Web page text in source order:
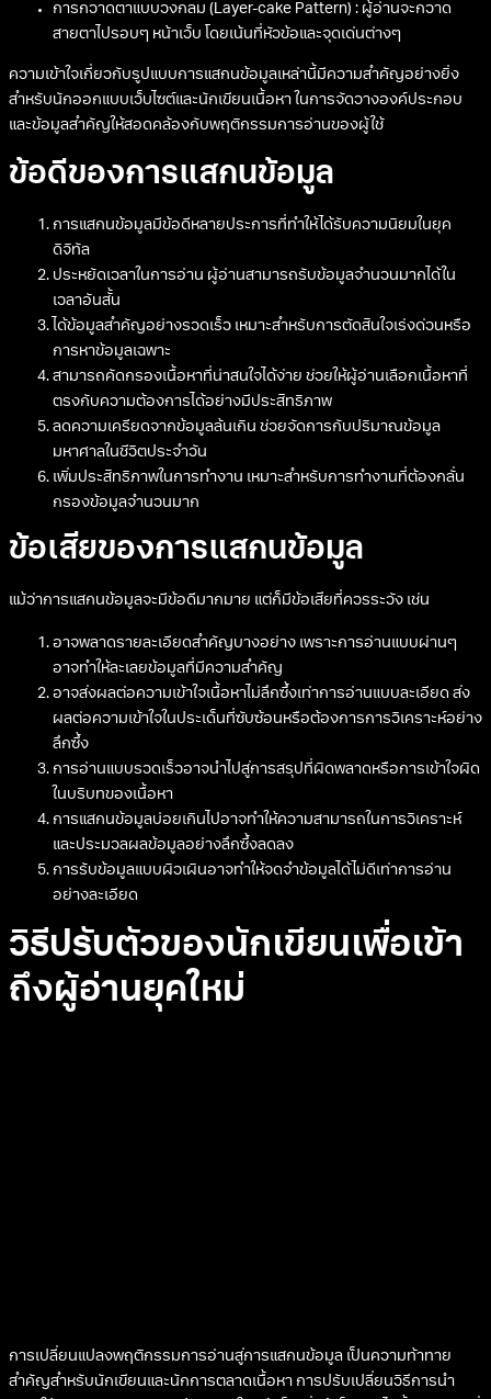
การกวาดตาแบบวงกลม (Layer-cake Pattern) : ผู้อ่านจะกวาด
สายตาไปรอบๆ หน้าเว็บ โดยเน้นที่หัวข้อและจุดเด่นต่างๆ
ความเข้าใจเกี่ยวกับรูปแบบการแสกนข้อมูลเหล่านี้มีความสำคัญอย่างยิ่ง
สำหรับนักออกแบบเว็บไซต์และนักเขียนเนื้อหา ในการจัดวางองค์ประกอบ
และข้อมูลสำคัญให้สอดคล้องกับพฤติกรรมการอ่านของผู้ใช้
ข้อดีของการแสกนข้อมูล
การแสกนข้อมูลมีข้อดีหลายประการที่ทำให้ได้รับความนิยมในยุค
ดิจิทัล
ประหยัดเวลาในการอ่าน ผู้อ่านสามารถรับข้อมูลจำนวนมากได้ใน
เวลาอันสั้น
ได้ข้อมูลสำคัญอย่างรวดเร็ว เหมาะสำหรับการตัดสินใจเร่งด่วนหรือ
การหาข้อมูลเฉพาะ
สามารถคัดกรองเนื้อหาที่น่าสนใจได้ง่าย ช่วยให้ผู้อ่านเลือกเนื้อหาที่
ตรงกับความต้องการได้อย่างมีประสิทธิภาพ
ลดความเครียดจากข้อมูลล้นเกิน ช่วยจัดการกับปริมาณข้อมูล
มหาศาลในชีวิตประจำวัน
เพิ่มประสิทธิภาพในการทำงาน เหมาะสำหรับการทำงานที่ต้องกลั่น
กรองข้อมูลจำนวนมาก
ข้อเสียของการแสกนข้อมูล
แม้ว่าการแสกนข้อมูลจะมีข้อดีมากมาย แต่ก็มีข้อเสียที่ควรระวัง เช่น
อาจพลาดรายละเอียดสำคัญบางอย่าง เพราะการอ่านแบบผ่านๆ
อาจทำให้ละเลยข้อมูลที่มีความสำคัญ
อาจส่งผลต่อความเข้าใจเนื้อหาไม่ลึกซึ้งเท่าการอ่านแบบละเอียด ส่ง
ผลต่อความเข้าใจในประเด็นที่ซับซ้อนหรือต้องการการวิเคราะห์อย่าง
ลึกซึ้ง
การอ่านแบบรวดเร็วอาจนำไปสู่การสรุปที่ผิดพลาดหรือการเข้าใจผิด
ในบริบทของเนื้อหา
การแสกนข้อมูลบ่อยเกินไปอาจทำให้ความสามารถในการวิเคราะห์
และประมวลผลข้อมูลอย่างลึกซึ้งลดลง
การรับข้อมูลแบบผิวเผินอาจทำให้จดจำข้อมูลได้ไม่ดีเท่าการอ่าน
อย่างละเอียด
วิธีปรับตัวของนักเขียนเพื่อเข้า
ถึงผู้อ่านยุคใหม่
การเปลี่ยนแปลงพฤติกรรมการอ่านสู่การแสกนข้อมูล เป็นความท้าทาย
สำคัญสำหรับนักเขียนและนักการตลาดเนื้อหา การปรับเปลี่ยนวิธีการนำ